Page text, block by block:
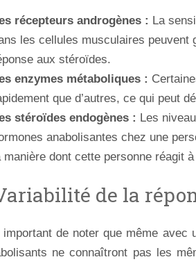
récepteurs androgènes : La
les cellules musculaires peuvent
aux stéroïdes.
enzymes métaboliques :
que d’autres, ce qui peut
stéroïdes endogènes : Les
anabolisantes chez une
manière dont cette personne réagit
de la
de noter que même avec
ne connaîtront pas les